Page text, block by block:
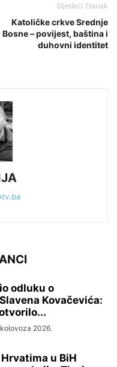
Sljedeći članak
Katoličke crkve Srednje
Bosne – povijest, baština i
duhovni identitet
odluku o
Kovačevića:
2026.
u BiH